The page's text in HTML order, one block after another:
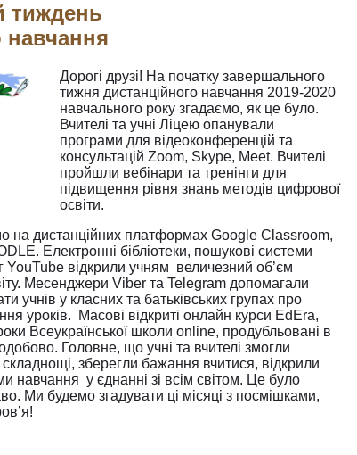
тиждень
навчання
Дорогі друзі! На початку завершального
тижня дистанційного навчання 2019-2020
навчального року згадаємо, як це було.
Вчителі та учні Ліцею опанували
програми для відеоконференцій та
консультацій Zoom, Skype, Meet. Вчителі
пройшли вебінари та тренінги для
підвищення рівня знань методів цифрової
освіти.
на дистанційних платформах Google Classroom,
Електронні бібліотеки, пошукові системи
YouTube відкрили учням величезний об’єм
Месенджери Viber та Telegram допомагали
учнів у класних та батьківських групах про
уроків. Масові відкриті онлайн курси EdEra,
Всеукраїнської школи online, продубльовані в
Головне, що учні та вчителі змогли
зберегли бажання вчитися, відкрили
навчання у єднанні зі всім світом. Це було
Ми будемо згадувати ці місяці з посмішками,